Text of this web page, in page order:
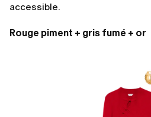
accessible.
Rouge piment + gris fumé + or